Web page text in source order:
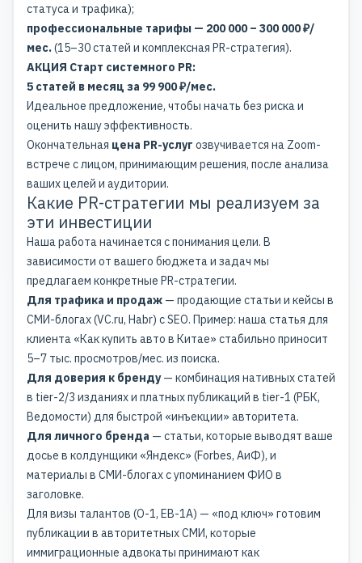
статуса и трафика);
профессиональные тарифы — 200 000 – 300 000 ₽/
мес.(15–30 статей и комплексная PR-стратегия).
АКЦИЯ Старт системного PR:
5 статей в месяц за 99 900 ₽/мес.
Идеальное предложение, чтобы начать без риска и
оценить нашу эффективность.
Окончательная цена PR-услуг озвучивается на Zoom-
встрече с лицом, принимающим решения, после анализа
ваших целей и аудитории.
Какие PR-стратегии мы реализуем за
эти инвестиции
Наша работа начинается с понимания цели. В
зависимости от вашего бюджета и задач мы
предлагаем конкретные PR-стратегии.
Для трафика и продаж — продающие статьи и кейсы в
СМИ-блогах (VC.ru, Habr) с SEO. Пример: наша статья для
клиента «Как купить авто в Китае» стабильно приносит
5–7 тыс. просмотров/мес. из поиска.
Для доверия к бренду— комбинация нативных статей
в tier-2/3 изданиях и платных публикаций в tier-1 (РБК,
Ведомости) для быстрой «инъекции» авторитета.
Для личного бренда — статьи, которые выводят ваше
досье в колдунщики «Яндекс» (Forbes, АиФ), и
материалы в СМИ-блогах с упоминанием ФИО в
заголовке.
Для визы талантов (O-1, EB-1A) — «под ключ» готовим
публикации в авторитетных СМИ, которые
иммиграционные адвокаты принимают как